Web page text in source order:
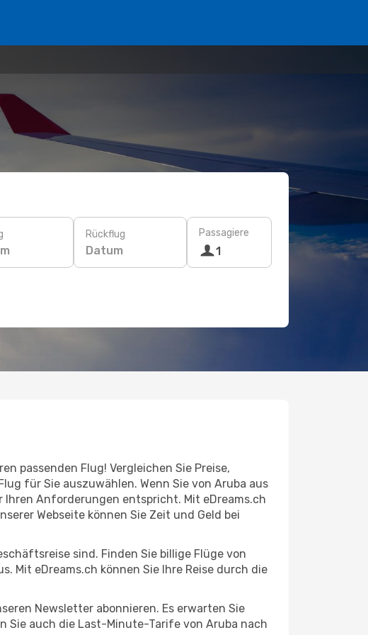
Rückflug
Datum
Passagiere
1
passenden Flug! Vergleichen Sie Preise,
für Sie auszuwählen. Wenn Sie von Aruba aus
Anforderungen entspricht. Mit eDreams.ch
Webseite können Sie Zeit und Geld bei
sind. Finden Sie billige Flüge von
Mit eDreams.ch können Sie Ihre Reise durch die
Newsletter abonnieren. Es erwarten Sie
Sie auch die Last-Minute-Tarife von Aruba nach